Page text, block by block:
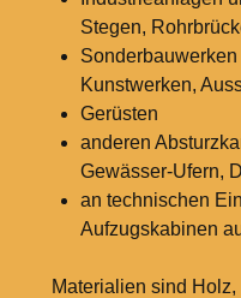
Stegen,
Kunstwerken,
Gerüsten
anderen
Gewässer-Ufern,
an technischen
Aufzugskabinen
Materialien sind